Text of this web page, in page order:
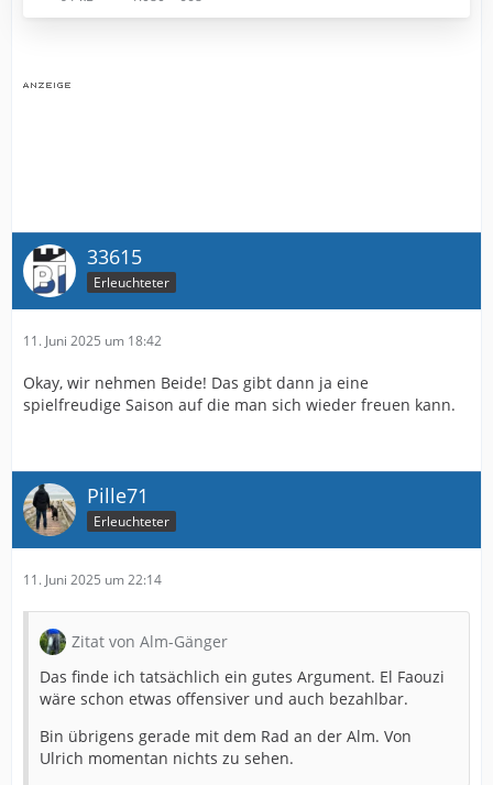
33615
Erleuchteter
11. Juni 2025 um 18:42
Okay, wir nehmen Beide! Das gibt dann ja eine
spielfreudige Saison auf die man sich wieder freuen kann.
Pille71
Erleuchteter
11. Juni 2025 um 22:14
Zitat von Alm-Gänger
Das finde ich tatsächlich ein gutes Argument. El Faouzi
wäre schon etwas offensiver und auch bezahlbar.
Bin übrigens gerade mit dem Rad an der Alm. Von
Ulrich momentan nichts zu sehen.